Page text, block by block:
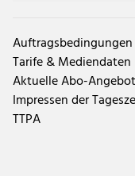
Tarife & Mediendaten
Aktuelle Abo-
Impressen der
TTPA